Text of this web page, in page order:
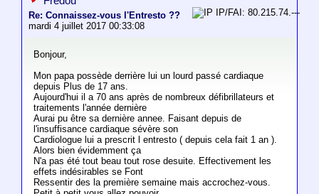
Re: Connaissez-vous l'Entresto ??
mardi 4 juillet 2017 00:33:08
IP/FAI: 80.215.74.---
Bonjour,
Mon papa possède derrière lui un lourd passé cardiaque
depuis Plus de 17 ans.
Aujourd'hui il a 70 ans après de nombreux défibrillateurs et
traitements l'année dernière
Aurai pu être sa dernière annee. Faisant depuis de
l'insuffisance cardiaque sévère son
Cardiologue lui a prescrit l entresto ( depuis cela fait 1 an ).
Alors bien évidemment ça
N'a pas été tout beau tout rose desuite. Effectivement les
effets indésirables se Font
Ressentir des la première semaine mais accrochez-vous.